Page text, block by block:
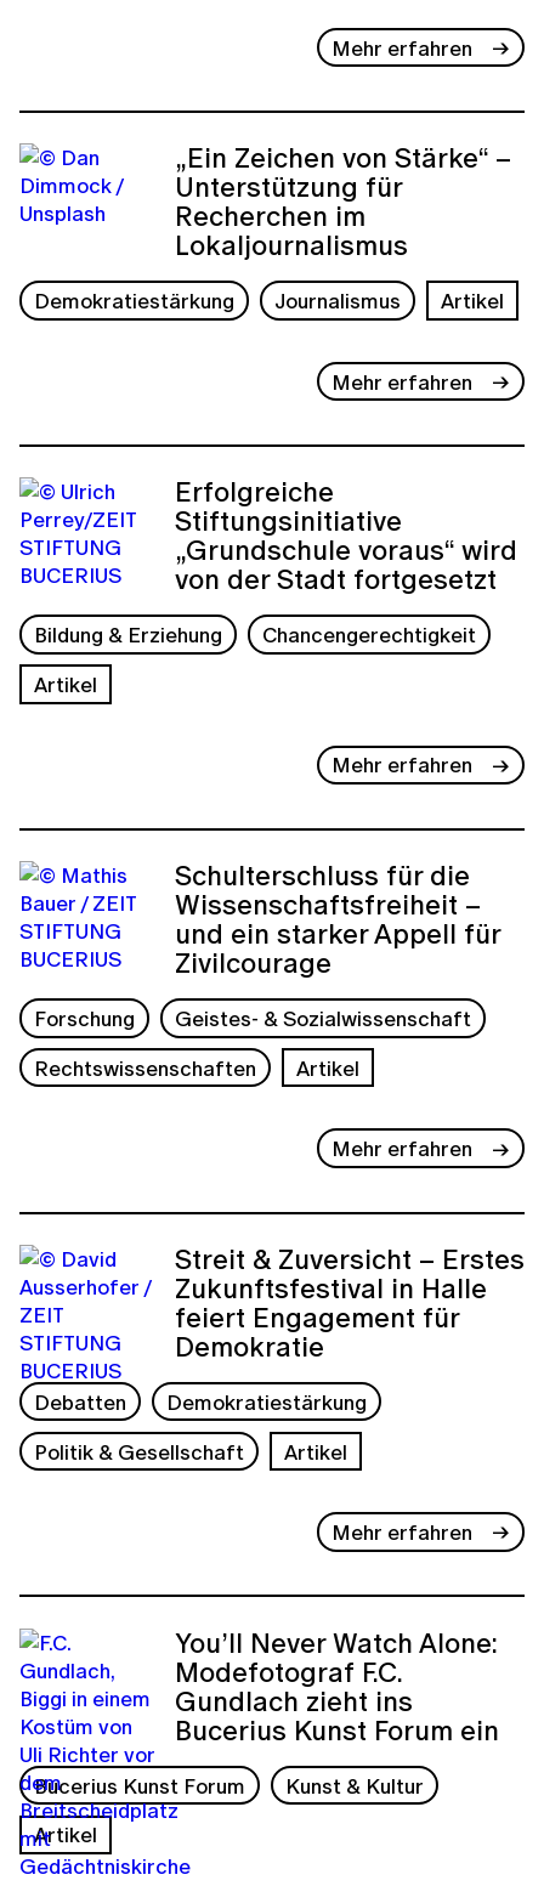
Mehr erfahren
„Ein Zeichen von Stärke“ –
Unterstützung für
Recherchen im
Lokaljournalismus
Demokratiestärkung Journalismus Artikel
Mehr erfahren
Erfolgreiche
Stiftungsinitiative
„Grundschule voraus“ wird
von der Stadt fortgesetzt
Bildung & Erziehung
Chancengerechtigkeit
Artikel
Mehr erfahren
Schulterschluss für die
Wissenschaftsfreiheit –
und ein starker Appell für
Zivilcourage
Forschung
Geistes- & Sozialwissenschaft
Rechtswissenschaften
Artikel
Mehr erfahren
Streit & Zuversicht – Erstes
Zukunftsfestival in Halle
feiert Engagement für
Demokratie
Debatten
Demokratiestärkung
Politik & Gesellschaft
Artikel
Mehr erfahren
You’ll Never Watch Alone:
Modefotograf F.C.
Gundlach zieht ins
Bucerius Kunst Forum ein
Bucerius Kunst Forum
Kunst & Kultur
Artikel